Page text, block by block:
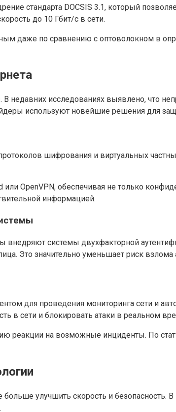
стандарта DOCSIS 3.1, который
до 10 Гбит/с в сети.
даже по сравнению с оптоволокном в
В недавних исследованиях выявлено,
используют новейшие решения для
шифрования и виртуальных
OpenVPN, обеспечивая не только
информацией.
системы двухфакторной
Это значительно уменьшает риск
для проведения мониторинга сети и
в сети и блокировать атаки в реальном
реакции на возможные инциденты. По
улучшить скорость и безопасность.